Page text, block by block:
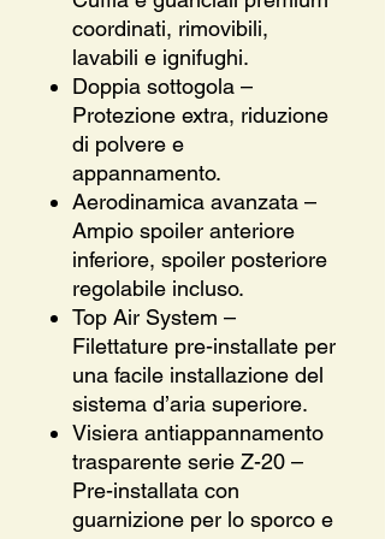
coordinati, rimovibili,
lavabili e ignifughi.
Doppia sottogola –
Protezione extra, riduzione
di polvere e
appannamento.
Aerodinamica avanzata –
Ampio spoiler anteriore
inferiore, spoiler posteriore
regolabile incluso.
Top Air System –
Filettature pre-installate per
una facile installazione del
sistema d’aria superiore.
Visiera antiappannamento
trasparente serie Z-20 –
Pre-installata con
guarnizione per lo sporco e